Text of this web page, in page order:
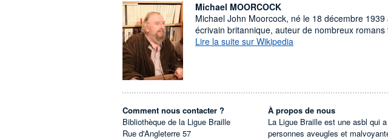
Michael MOORCOCK
Michael John Moorcock, né le 18 décembre
écrivain britannique, auteur de nombreux
Lire la suite sur Wikipedia
Comment nous contacter ?
Bibliothèque de la Ligue Braille
Rue d'Angleterre 57
À propos de nous
La Ligue Braille est une asbl qui
personnes aveugles et